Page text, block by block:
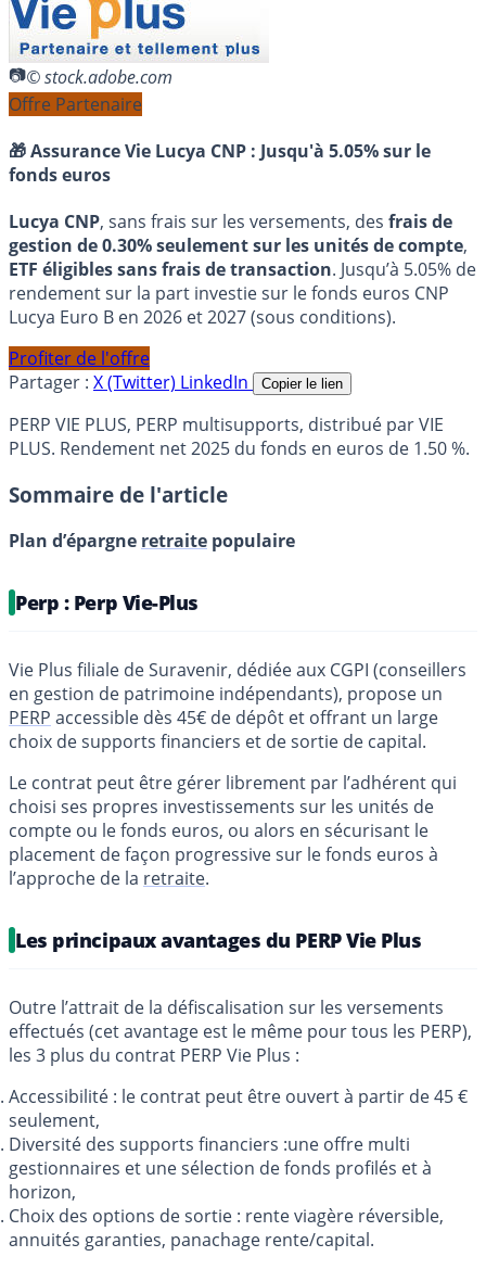
© stock.adobe.com
Offre Partenaire
🎁 Assurance Vie Lucya CNP : Jusqu'à 5.05% sur le
fonds euros
Lucya CNP, sans frais sur les versements, des frais de
gestion de 0.30% seulement sur les unités de compte,
ETF éligibles sans frais de transaction. Jusqu’à 5.05% de
rendement sur la part investie sur le fonds euros CNP
Lucya Euro B en 2026 et 2027 (sous conditions).
Profiter de l'offre
Partager : X (Twitter) LinkedIn Copier le lien
PERP VIE PLUS, PERP multisupports, distribué par VIE
PLUS. Rendement net 2025 du fonds en euros de 1.50 %.
Sommaire de l'article
Plan d’épargne retraite populaire
Perp : Perp Vie-Plus
Vie Plus filiale de Suravenir, dédiée aux CGPI (conseillers
en gestion de patrimoine indépendants), propose un
PERP accessible dès 45€ de dépôt et offrant un large
choix de supports financiers et de sortie de capital.
Le contrat peut être gérer librement par l’adhérent qui
choisi ses propres investissements sur les unités de
compte ou le fonds euros, ou alors en sécurisant le
placement de façon progressive sur le fonds euros à
l’approche de la retraite.
Les principaux avantages du PERP Vie Plus
Outre l’attrait de la défiscalisation sur les versements
effectués (cet avantage est le même pour tous les PERP),
les 3 plus du contrat PERP Vie Plus :
Accessibilité : le contrat peut être ouvert à partir de 45 €
seulement,
Diversité des supports financiers :une offre multi
gestionnaires et une sélection de fonds profilés et à
horizon,
Choix des options de sortie : rente viagère réversible,
annuités garanties, panachage rente/capital.